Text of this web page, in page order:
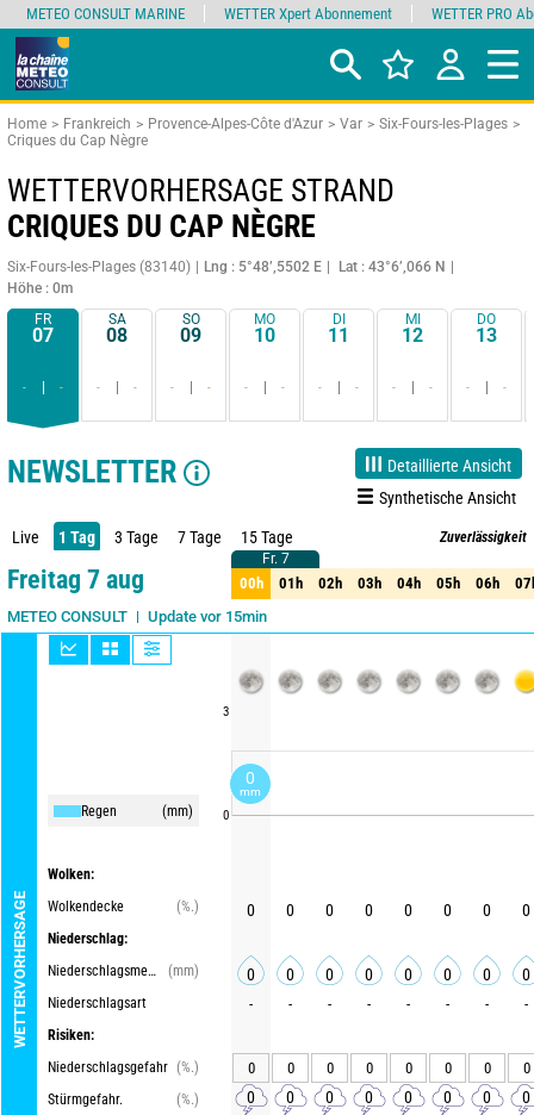
Home Frankreich Provence-Alpes-Côte d'Azur Var
Six-Fours-les-Plages
Criques du Cap Nègre
WETTERVORHERSAGE STRAND
CRIQUES DU CAP NÈGRE
Six-Fours-les-Plages (83140) Lng : 5°48’,5502 E
Lat : 43°6’,066 N
Höhe : 0m
FR
07
- -
SA
08
- -
SO
09
- -
MO
10
- -
DI
11
- -
MI
12
- -
DO
13
- -
NEWSLETTER
Detaillierte Ansicht
Synthetische Ansicht
Live 1 Tag 3 Tage 7 Tage 15 Tage Zuverlässigkeit
80%
Freitag 7 aug
METEO CONSULT Update vor 15min
WETTERVORHERSAGE
Regen (mm)
Wolken:
Wolkendecke
(%.)
Niederschlag:
Niederschlagsmenge
(mm)
Niederschlagsart
Risiken:
Niederschlagsgefahr (%.)
Stürmgefahr.
(%.)
3
0
Fr. 7
00h 01h 02h 03h 04h 05h 06h
Fr. 7
00h 01h 02h 03h 04h 05h 06h
0 0 0 0 0 0 0 0
0 0 0 0 0 0 0 0
- - - - - - - -
0 0 0 0 0 0 0 0
0 0 0 0 0 0 0 0
METEO CONSULT MARINE WETTER Xpert Abonnement WETTER PRO
0
mm